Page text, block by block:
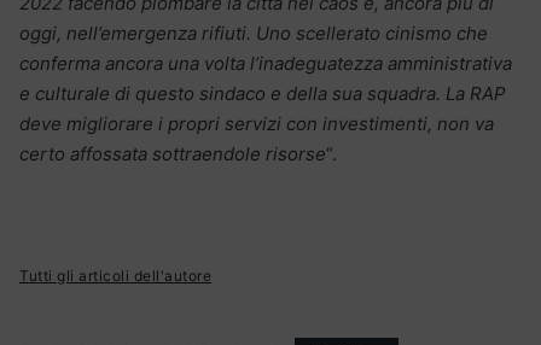
oggi, nell’emergenza rifiuti. Uno scellerato cinismo che
conferma ancora una volta l’inadeguatezza amministrativa
e culturale di questo sindaco e della sua squadra. La RAP
deve migliorare i propri servizi con investimenti, non va
certo affossata sottraendole risorse“.
Tutti gli articoli dell'autore